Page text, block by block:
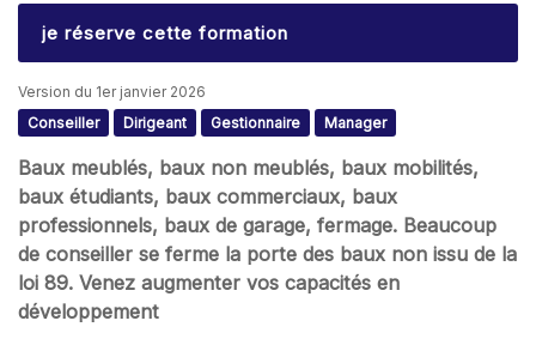
je réserve cette formation
Version du 1er janvier 2026
Conseiller
Dirigeant Gestionnaire Manager
Baux meublés, baux non meublés, baux mobilités,
baux étudiants, baux commerciaux, baux
professionnels, baux de garage, fermage. Beaucoup
de conseiller se ferme la porte des baux non issu de la
loi 89. Venez augmenter vos capacités en
développement